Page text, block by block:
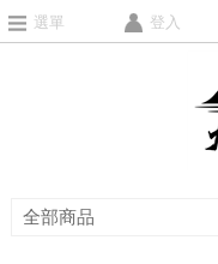
選單 登入
全部商品